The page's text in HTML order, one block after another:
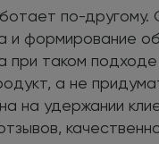
по-другому.
и формирование
при таком
а не
на удержании